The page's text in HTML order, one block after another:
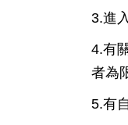
3.進
4.有
者為
5.有